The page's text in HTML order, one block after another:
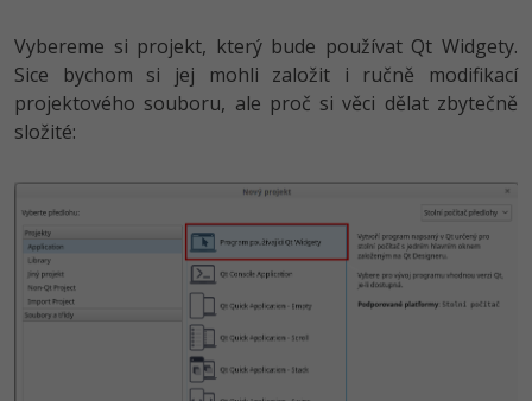
Testování softwaru
Datová analýza
WordPress
Kurzy designu
HTML/CSS -80%
-80%
Adobe Lightroom -30%
Adobe XD -15%
Adobe InDesign -25%
Příběhy absolventů
Pro firmy
Vybereme si projekt, který bude používat Qt Widgety.
Sice bychom si jej mohli založit i ručně modifikací
projektového souboru, ale proč si věci dělat zbytečně
složité: